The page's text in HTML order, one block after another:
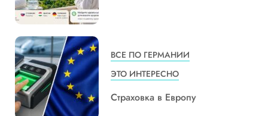
ВСЕ ПО ГЕРМАНИИ
ЭТО ИНТЕРЕСНО
Страховка в Европу